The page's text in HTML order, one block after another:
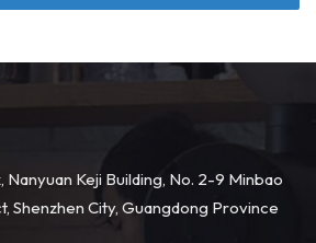
Nanyuan Keji Building, No. 2-9 Minbao
Shenzhen City, Guangdong Province